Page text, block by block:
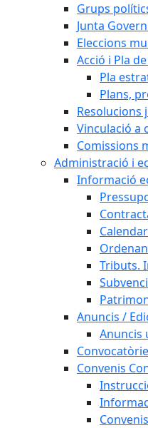
Grups
Junta
Eleccions
Acció i Pla
Pla
Plans,
Resolucions
Vinculació a
Comissions
Administració i
Informació
Tributs.
Anuncis /
Anuncis
Convenis
Convenis